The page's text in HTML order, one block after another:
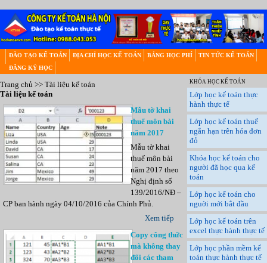
ĐÀO TẠO KẾ TOÁN ĐỊA CHỈ HỌC KẾ TOÁN BẢNG HỌC PHÍ
TIN TỨC KẾ TOÁN
ĐĂNG KÝ HỌC
Trang chủ >> Tài liệu kế toán
Tài liệu kế toán
Mẫu tờ khai
thuế môn bài
năm 2017
Mẫu tờ khai
thuế môn bài
năm 2017 theo
Nghị định số
139/2016/NĐ –
CP ban hành ngày 04/10/2016 của Chính Phủ.
Xem tiếp
Copy công thức
mà không thay
đổi các tham
KHÓA HỌC KẾ TOÁN
Lớp học kế toán thực
hành thực tế
Lớp học kế toán thuế
ngắn hạn trên hóa đơn
đỏ
Khóa học kế toán cho
người đã học qua kế
toán
Lớp học kế toán cho
nguời mới bắt đầu
Lớp học kế toán trên
excel thực hành thực tế
Lớp học phần mềm kế
toán thực hành thực tế